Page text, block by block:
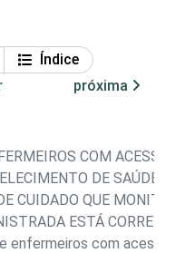
Índice
próxima
COM ACESSO A
DE SAÚDE,
CUIDADO QUE MONITORA
ESTÁ CORRETA
enfermeiros com acesso a